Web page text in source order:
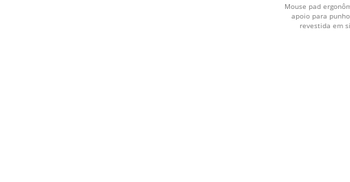
Mouse pad
apoio para
revestida em